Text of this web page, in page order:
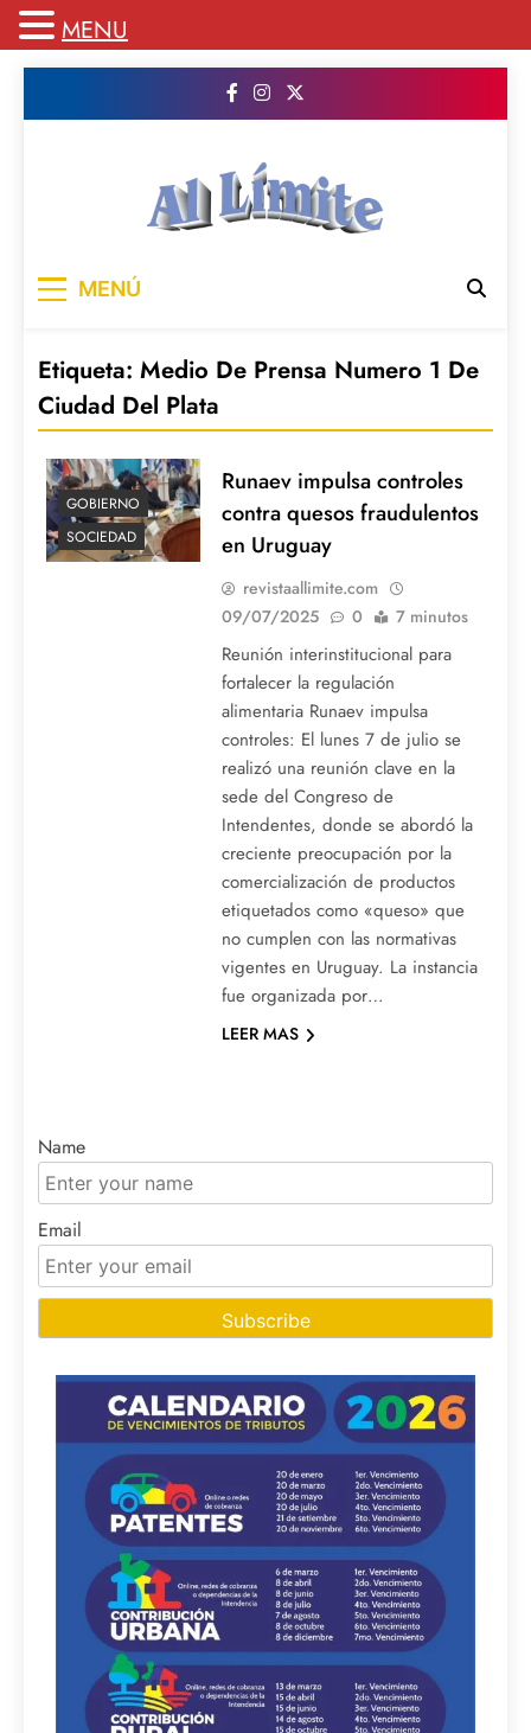
publicamos todo el contenido e informacion
MENÚ
Etiqueta: Medio De Prensa Numero 1 De
Ciudad Del Plata
GOBIERNO
SOCIEDAD
Runaev impulsa controles
contra quesos fraudulentos
en Uruguay
revistaallimite.com
09/07/2025
0 7 minutos
Reunión interinstitucional para
fortalecer la regulación
alimentaria Runaev impulsa
controles: El lunes 7 de julio se
realizó una reunión clave en la
sede del Congreso de
Intendentes, donde se abordó la
creciente preocupación por la
comercialización de productos
etiquetados como «queso» que
no cumplen con las normativas
vigentes en Uruguay. La instancia
fue organizada por…
LEER MAS
Name
Email
MENU